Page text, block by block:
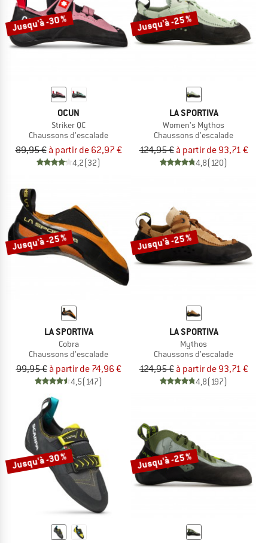
Jusqu'à -30 %
OCUN
Striker QC
Chaussons d'escalade
89,95 € à partir de 62,97 €
4,2(32)
Jusqu'à -25 %
LA SPORTIVA
Women's Mythos
Chaussons d'escalade
124,95 € à partir de 93,71 €
4,8(120)
Jusqu'à -25 %
LA SPORTIVA
Cobra
Chaussons d'escalade
99,95 € à partir de 74,96 €
4,5(147)
Jusqu'à -25 %
LA SPORTIVA
Mythos
Chaussons d'escalade
124,95 € à partir de 93,71 €
4,8(197)
Jusqu'à -30 % Jusqu'à -25 %